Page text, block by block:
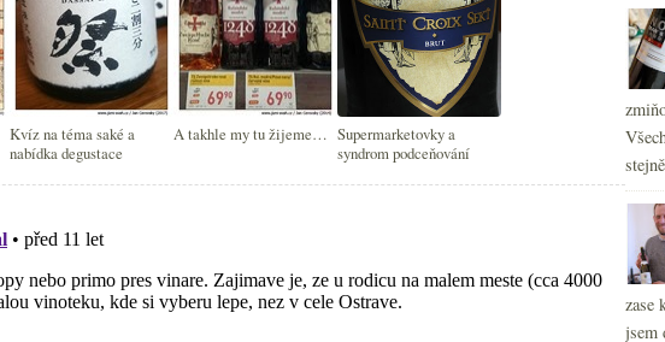
Kvíz na téma saké a
nabídka degustace
A takhle my tu žijeme… Supermarketovky a
syndrom podceňování
►
►
zase
jsem